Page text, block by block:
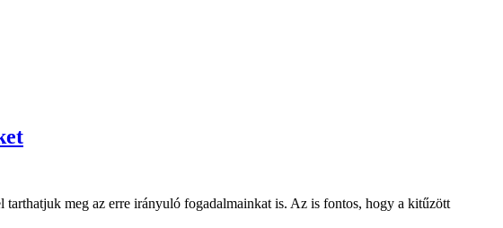
meg az erre irányuló fogadalmainkat is. Az is fontos, hogy a kitűzött